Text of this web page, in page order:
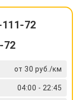
72
72
от 30 руб./км
04:00 - 22:45